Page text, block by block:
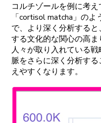
コルチゾールを例に考え
「cortisolmatcha」のよ
で、より深く 分析すると、
する文化的な関心の高ま
人々が取り 入れている戦
脈をさらに深く 分析する
えやすくなります。